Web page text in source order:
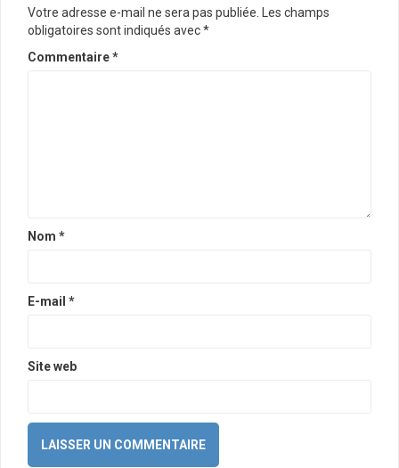
Votre adresse e-mail ne sera pas publiée.
Les champs
obligatoires sont indiqués avec*
Commentaire*
Nom *
E-mail *
Site web